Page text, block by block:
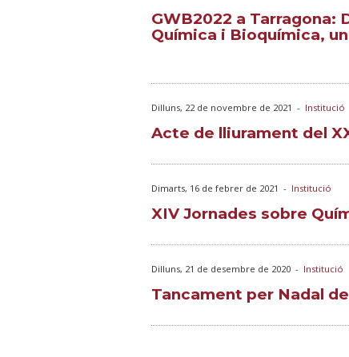
GWB2022 a Tarragona:
Química i Bioquímica,
Dilluns, 22 de novembre de 2021 - Institució
Acte de lliurament del
Dimarts, 16 de febrer de 2021 - Institució
XIV Jornades sobre
Dilluns, 21 de desembre de 2020 - Institució
Tancament per Nadal